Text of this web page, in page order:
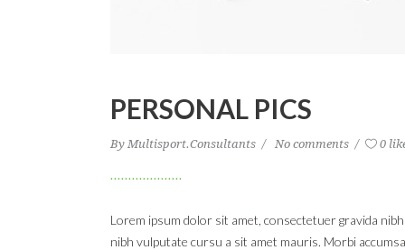
PERSONAL PICS
By Multisport.Consultants No comments 0
Lorem ipsum dolor sit amet, consectetuer gravida
nibh vulputate cursu a sit amet mauris. Morbi